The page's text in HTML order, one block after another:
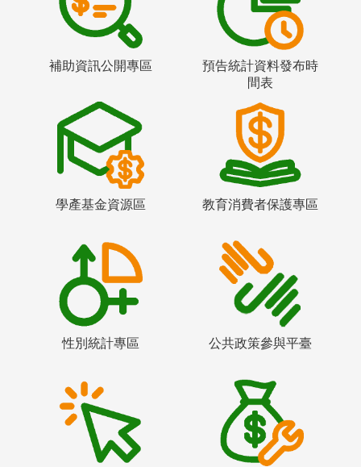
補助資訊公開專區
預告統計資料發布時
間表
學產基金資源區 教育消費者保護專區
性別統計專區 公共政策參與平臺